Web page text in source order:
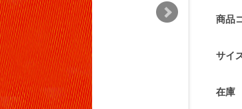
商品
サイ
在庫